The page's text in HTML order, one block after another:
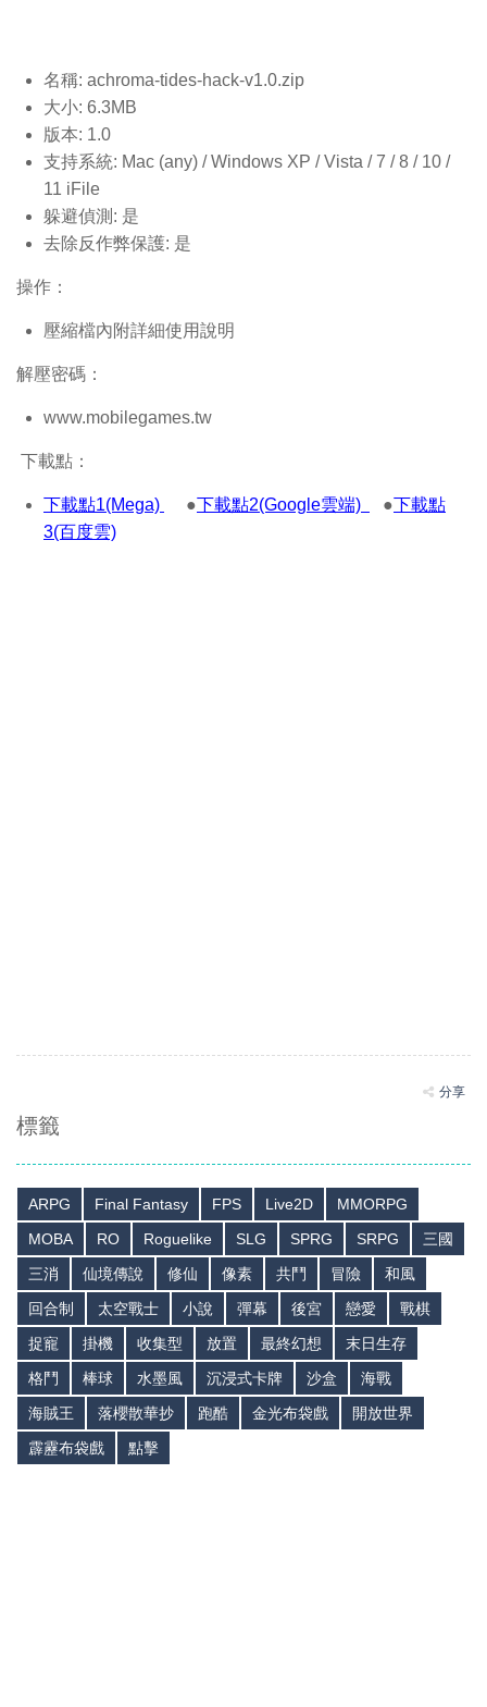
名稱: achroma-tides-hack-v1.0.zip
大小: 6.3MB
版本: 1.0
支持系統: Mac (any) / Windows XP / Vista / 7 / 8 / 10 /
11 iFile
躲避偵測: 是
去除反作弊保護: 是
操作：
壓縮檔內附詳細使用說明
解壓密碼：
www.mobilegames.tw
下載點：
下載點1(Mega) ●下載點2(Google雲端) ●下載點
3(百度雲)
分享
標籤
ARPG Final Fantasy FPS Live2D
MMORPG
MOBA
RO Roguelike SLG SPRG SRPG
三國
三消
仙境傳說 修仙 像素 共鬥 冒險
和風
回合制
太空戰士 小說 彈幕 後宮 戀愛
戰棋
捉寵
掛機 收集型 放置 最終幻想
末日生存
格鬥
棒球 水墨風 沉浸式卡牌 沙盒
海戰
海賊王
落櫻散華抄 跑酷 金光布袋戲
開放世界
霹靂布袋戲
點擊